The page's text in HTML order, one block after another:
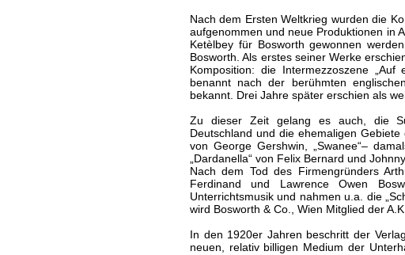
Nach dem Ersten Weltkrieg wurden die
aufgenommen und neue Produktionen in
Ketèlbey für Bosworth gewonnen
Bosworth. Als erstes seiner Werke
Komposition: die Intermezzoszene
benannt nach der berühmten
bekannt. Drei Jahre später erschien als
Zu dieser Zeit gelang es auch, die
Deutschland und die ehemaligen
von George Gershwin, „Swanee“–
„Dardanella“ von Felix Bernard und
Nach dem Tod des Firmengründers
Ferdinand und Lawrence Owen
Unterrichtsmusik und nahmen u.a. die
wird Bosworth & Co., Wien Mitglied der
In den 1920er Jahren beschritt der
neuen, relativ billigen Medium der